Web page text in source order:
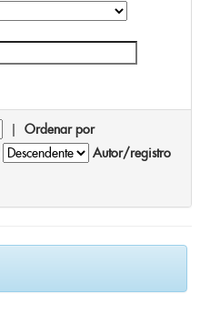
| Ordenar por
Autor/registro